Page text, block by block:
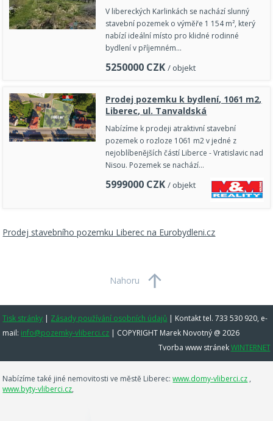
V libereckých Karlinkách se nachází slunný
stavební pozemek o výměře 1 154 m², který
nabízí ideální místo pro klidné rodinné
bydlení v příjemném…
5250000 CZK / objekt
Prodej pozemku k bydlení, 1061 m2,
Liberec, ul. Tanvaldská
Nabízíme k prodeji atraktivní stavební
pozemek o rozloze 1061 m2 v jedné z
nejoblíbenějších částí Liberce - Vratislavic nad
Nisou. Pozemek se nachází…
5999000 CZK / objekt
Prodej stavebního pozemku Liberec na Eurobydleni.cz
Nahoru
Tisk stránky | Zásady používání osobních údajů | Kontakt tel. 733 530 920, e-
mail: info@pozemky-vliberci.cz | COPYRIGHT Marek Novotný @ 2026
Tvorba www stránekWINTERNET
Nabízíme také jiné nemovitosti ve městě Liberec:www.domy-vliberci.cz ,
www.byty-vliberci.cz,